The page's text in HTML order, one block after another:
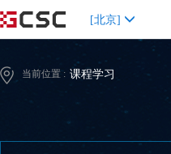
[北京]
当前位置 : 课程学习